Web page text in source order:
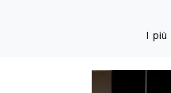
I più